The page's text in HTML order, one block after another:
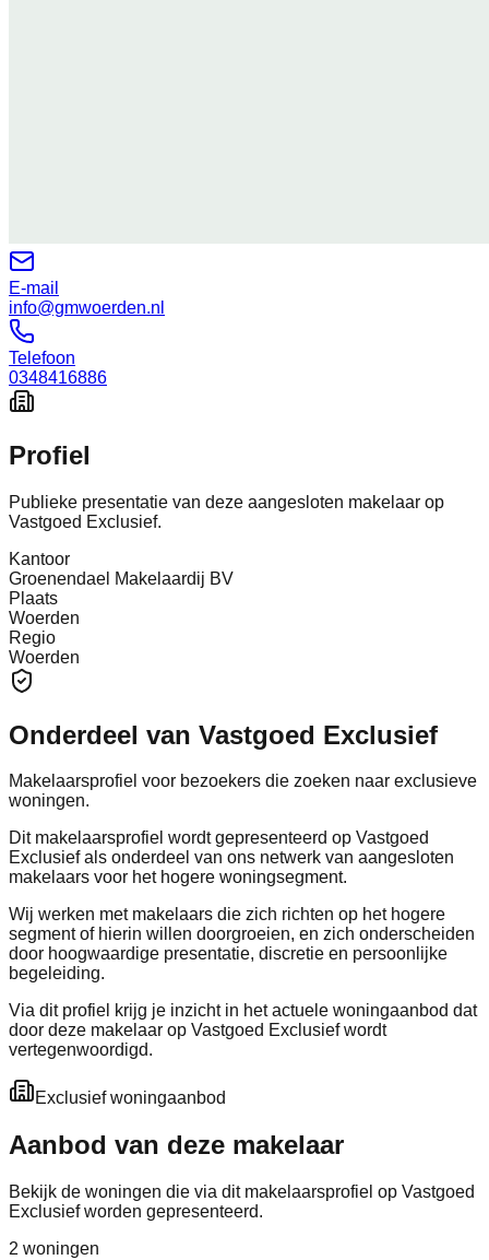
E-mail
info@gmwoerden.nl
Telefoon
0348416886
Profiel
Publieke presentatie van deze aangesloten makelaar op
Vastgoed Exclusief.
Kantoor
Groenendael Makelaardij BV
Plaats
Woerden
Regio
Woerden
Onderdeel van Vastgoed Exclusief
Makelaarsprofiel voor bezoekers die zoeken naar exclusieve
woningen.
Dit makelaarsprofiel wordt gepresenteerd op Vastgoed
Exclusief als onderdeel van ons netwerk van aangesloten
makelaars voor het hogere woningsegment.
Wij werken met makelaars die zich richten op het hogere
segment of hierin willen doorgroeien, en zich onderscheiden
door hoogwaardige presentatie, discretie en persoonlijke
begeleiding.
Via dit profiel krijg je inzicht in het actuele woningaanbod dat
door deze makelaar op Vastgoed Exclusief wordt
vertegenwoordigd.
Exclusief woningaanbod
Aanbod van deze makelaar
Bekijk de woningen die via dit makelaarsprofiel op Vastgoed
Exclusief worden gepresenteerd.
2 woningen